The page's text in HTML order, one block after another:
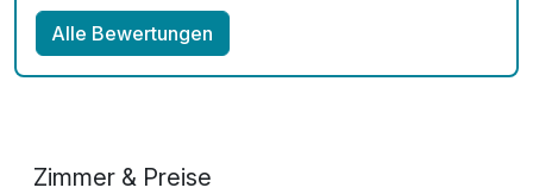
Alle Bewertungen
Zimmer & Preise